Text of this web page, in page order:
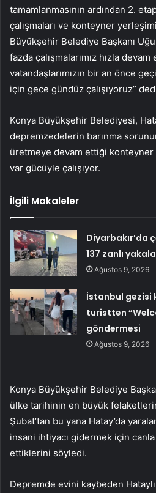
tamamlanmasının ardından 2.
çalışmaları ve konteyner
Büyükşehir Belediye Başkanı
fazda çalışmalarımız hızla
vatandaşlarımızın bir an önce
için gece gündüz çalışıyoruz”
Konya Büyükşehir Belediyesi,
depremzedelerin barınma
üretmeye devam ettiği
var gücüyle çalışıyor.
İlgili Makaleler
Diyarbakır’da
137 zanlı
Ağustos 9, 2026
İstanbul gezisi
turistten
göndermesi
Ağustos 9, 2026
Konya Büyükşehir Belediye
ülke tarihinin en büyük
Şubat’tan bu yana Hatay’da
insani ihtiyacı gidermek için
ettiklerini söyledi.
Depremde evini kaybeden